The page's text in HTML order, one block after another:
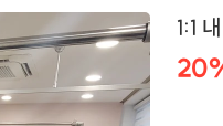
1:1
20